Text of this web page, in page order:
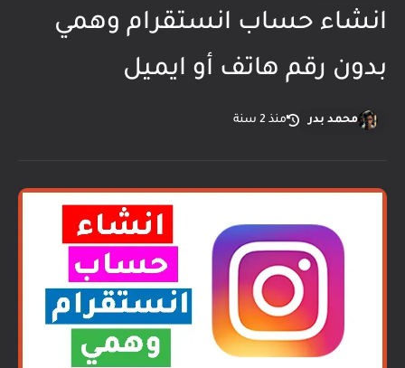
انشاء حساب انستقرام وهمي
بدون رقم هاتف أو ايميل
محمد بدر منذ 2 سنة